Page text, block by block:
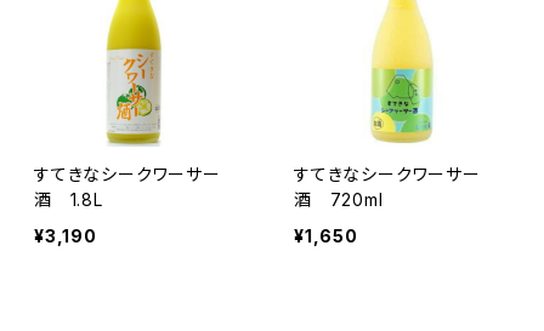
すてきなシークワーサー
酒 1.8L
¥3,190
すてきなシークワーサー
酒 720ml
¥1,650